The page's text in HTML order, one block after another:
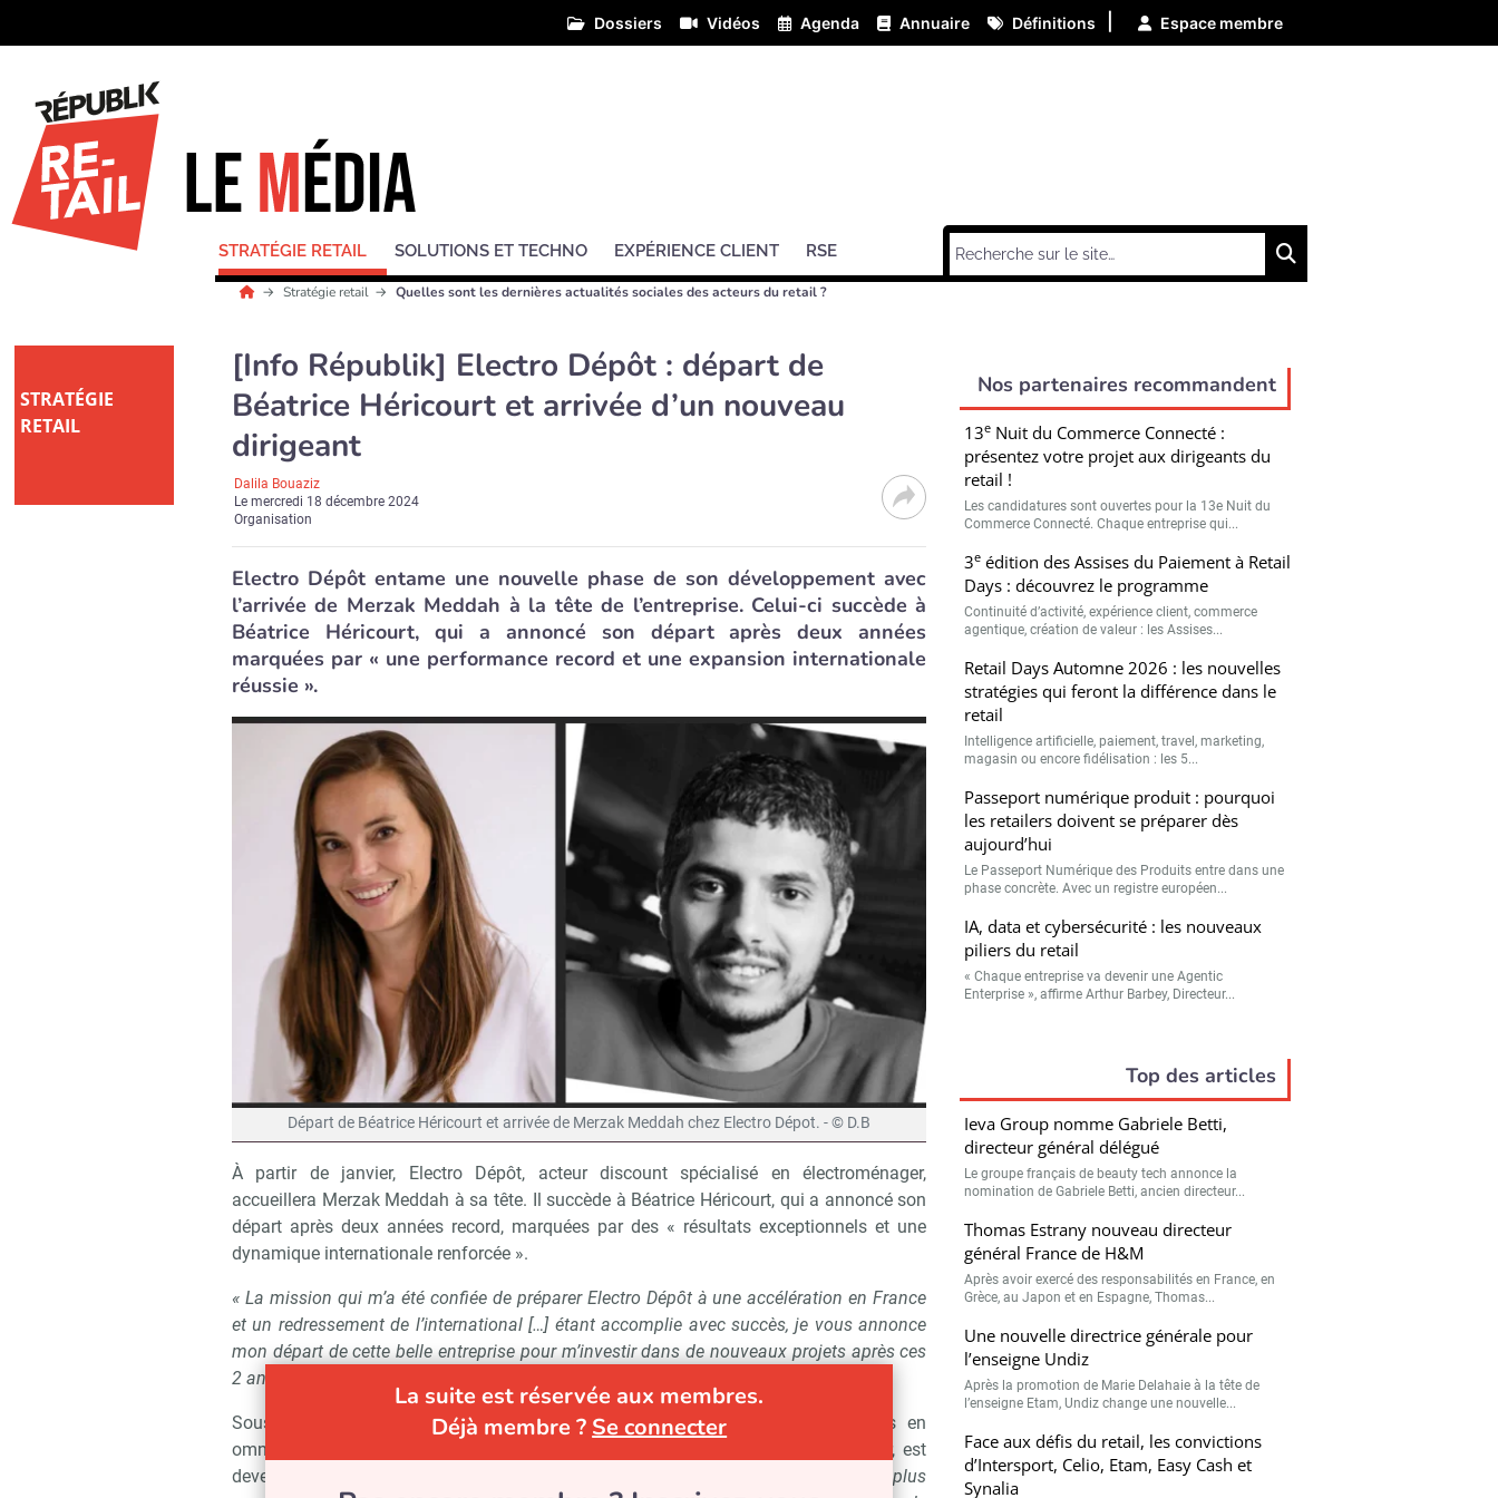
Dossiers Vidéos Agenda Annuaire Définitions Espace membre
STRATÉGIE RETAIL SOLUTIONS ET TECHNO EXPÉRIENCE CLIENT RSE
Stratégie retail Quelles sont les dernières actualités sociales des acteurs du retail ?
STRATÉGIE
RETAIL
[Info Républik] Electro Dépôt : départ de
Béatrice Héricourt et arrivée d’un nouveau
dirigeant
Dalila Bouaziz
Lemercredi 18 décembre 2024
Organisation
Electro Dépôt entame une nouvelle phase de son développement avec
l’arrivée de Merzak Meddah à la tête de l’entreprise. Celui-ci succède à
Béatrice Héricourt, qui a annoncé son départ après deux années
marquées par « une performance record et une expansion internationale
réussie ».
Départ de Béatrice Héricourt et arrivée de Merzak Meddah chez Electro Dépot. - © D.B
À partir de janvier, Electro Dépôt, acteur discount spécialisé en électroménager,
accueillera Merzak Meddah à sa tête. Il succède à Béatrice Héricourt, qui a annoncé son
départ après deux années record, marquées par des « résultats exceptionnels et une
dynamique internationale renforcée ».
« La mission qui m’a été confiée de préparer Electro Dépôt à une accélération en France
et un redressement de l’international […] étant accomplie avec succès, je vous annonce
mon départ de cette belle entreprise pour m’investir dans de nouveaux projets après ces
2 années record »,
Sous sa direction, Electro Dépôt a gagné des parts de marché significatives en
omnicanal. En 2024, la marque Valberg, spécialisée dans le gros électroménager, est
devenue un incontournable :
« Notre marque propre […] est devenue la marque la plus
La suite est réservée aux membres.
Déjà membre ? Se connecter
Nos partenaires recommandent
13eNuit du Commerce Connecté :
présentez votre projet aux dirigeants du
retail !
Les candidatures sont ouvertes pour la 13e Nuit du
Commerce Connecté. Chaque entreprise qui...
3eédition des Assises du Paiement à Retail
Days : découvrez le programme
Continuité d’activité, expérience client, commerce
agentique, création de valeur : les Assises...
Retail Days Automne 2026 : les nouvelles
stratégies qui feront la différence dans le
retail
Intelligence artificielle, paiement, travel, marketing,
magasin ou encore fidélisation : les 5...
Passeport numérique produit : pourquoi
les retailers doivent se préparer dès
aujourd’hui
Le Passeport Numérique des Produits entre dans une
phase concrète. Avec un registre européen...
IA, data et cybersécurité : les nouveaux
piliers du retail
« Chaque entreprise va devenir une Agentic
Enterprise », affirme Arthur Barbey, Directeur...
Top des articles
Ieva Group nomme Gabriele Betti,
directeur général délégué
Le groupe français de beauty tech annonce la
nomination de Gabriele Betti, ancien directeur...
Thomas Estrany nouveau directeur
général France de H&M
Après avoir exercé des responsabilités en France, en
Grèce, au Japon et en Espagne, Thomas...
Une nouvelle directrice générale pour
l’enseigne Undiz
Après la promotion de Marie Delahaie à la tête de
l’enseigne Etam, Undiz change une nouvelle...
Face aux défis du retail, les convictions
d’Intersport, Celio, Etam, Easy Cash et
Synalia